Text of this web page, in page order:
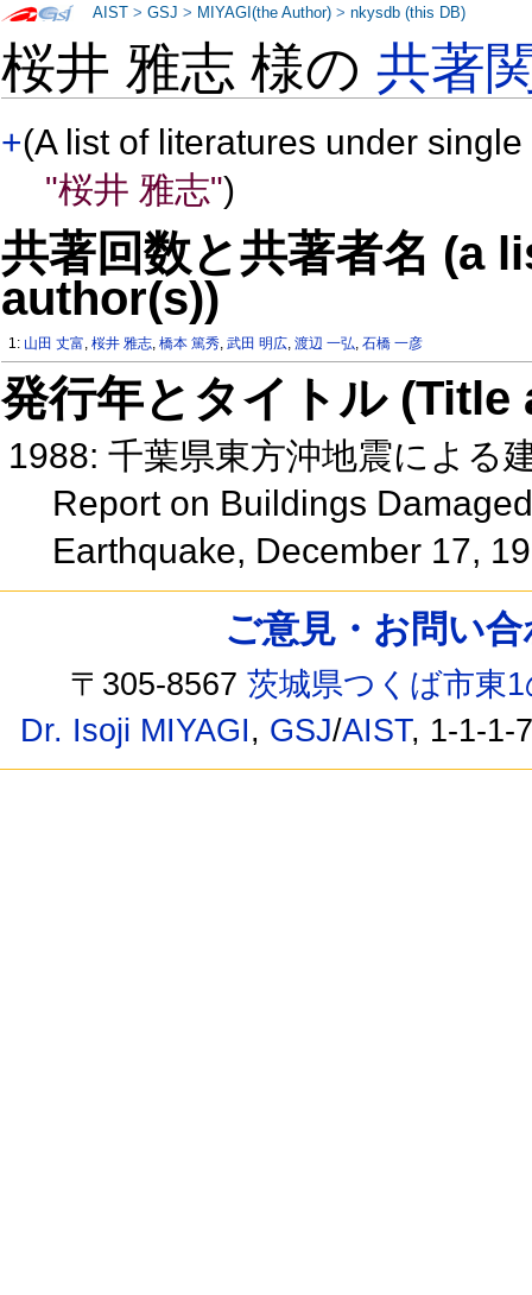
桜井 雅志 様の共著
+(A list of literatures under
"桜井 雅志")
共著回数と共著者名 (a
author(s))
1: 山田 丈富,桜井 雅志,橋本 篤秀,武田 明広,渡辺 一弘,石橋 一彦
発行年とタイトル
1988: 千葉県東方沖地震による
Report on Buildings
Earthquake, December 17,
AIST >GSJ > MIYAGI(the Author) >nkysdb (this DB)
ご意見・お問い
〒305-8567茨城県つくば市東
Dr. Isoji MIYAGI, GSJ/AIST, 1-1-1-